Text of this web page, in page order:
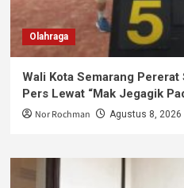
Olahraga
Wali Kota Semarang
Pers Lewat “Mak Jegagik
Nor Rochman Agustus 8, 2026